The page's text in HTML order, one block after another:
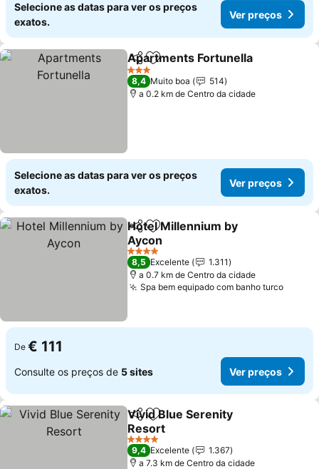
Selecione as datas para ver os preços
exatos.
Ver preços
PartilharAdicionar aos favoritos
Apartments Fortunella
3 Estrelas
8,4 Muito boa
514
a 0.2 km de Centro da cidade
Selecione as datas para ver os preços
exatos.
Ver preços
PartilharAdicionar aos favoritos
Hotel Millennium by
Aycon
4 Estrelas
8,5 Excelente
1.311
a 0.7 km de Centro da cidade
Spa bem equipado com banho turco
De € 111
Consulte os preços de 5 sites Ver preços
PartilharAdicionar aos favoritos
Vivid Blue Serenity
Resort
4 Estrelas
9,4 Excelente
1.367
a 7.3 km de Centro da cidade